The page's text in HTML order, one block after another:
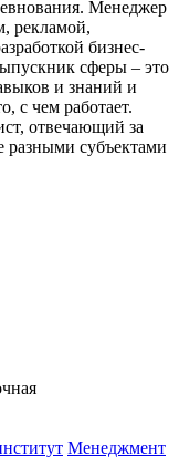
Менеджер
рекламой,
бизнес-
сферы – это
и знаний и
с чем работает.
отвечающий за
разными субъектами
Менеджмент